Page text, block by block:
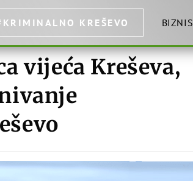
KREŠEVO BIZNIS
vijeća Kreševa,